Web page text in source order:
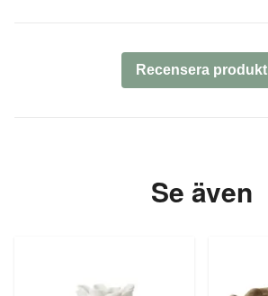
Recensera produkt
Se även